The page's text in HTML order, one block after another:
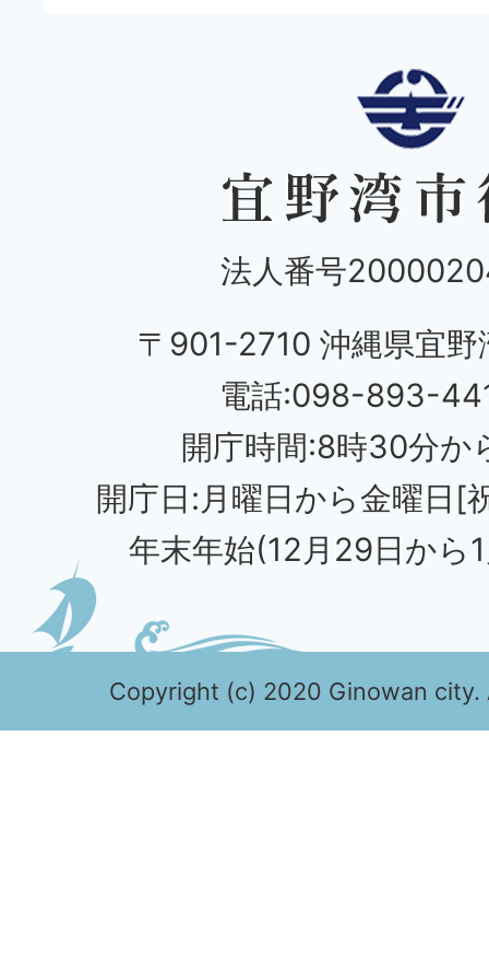
法人番号
〒901-2710 沖縄県宜野
電話:098-893-
開庁時間:8時30分か
開庁日:月曜日から金曜日[
年末年始(12月29日から
Copyright (c) 2020 Ginowan city.